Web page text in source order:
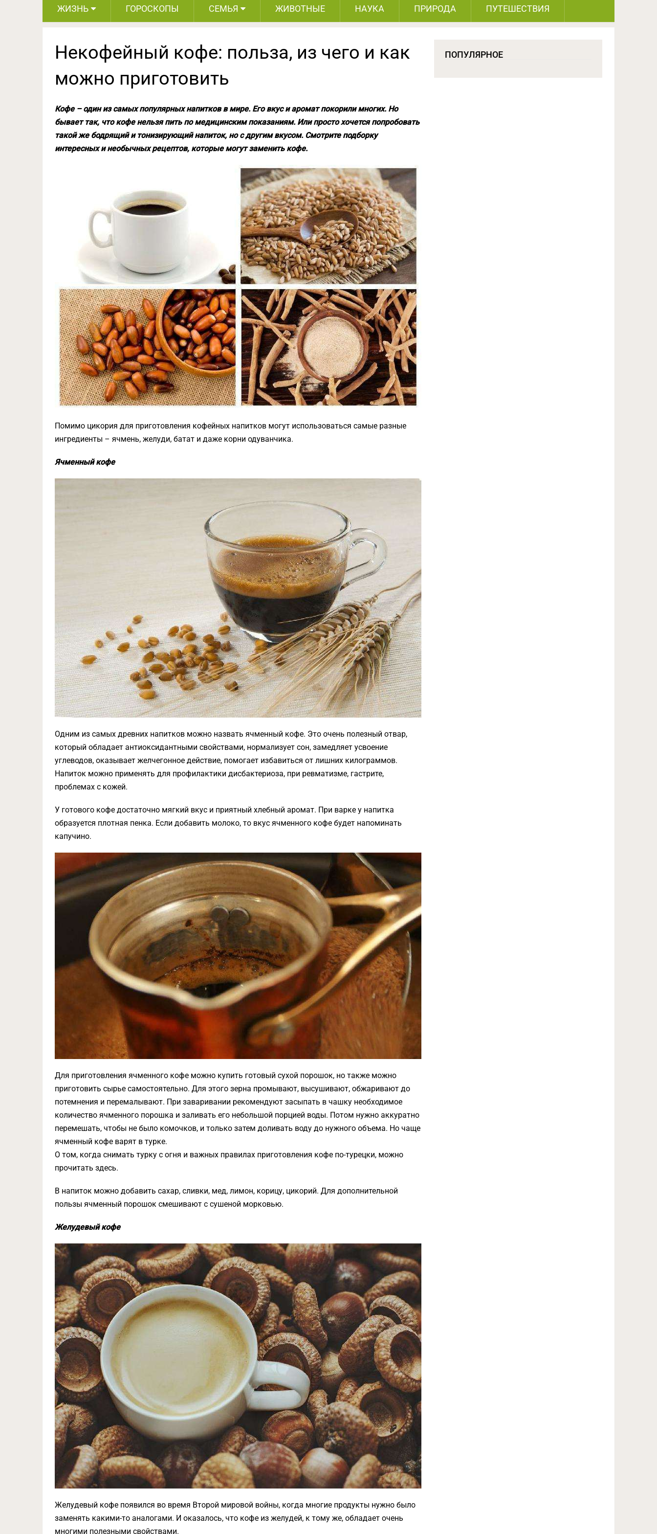
ЖИЗНЬ ГОРОСКОПЫ СЕМЬЯ ЖИВОТНЫЕ НАУКА ПРИРОДА ПУТЕШЕСТВИЯ
Некофейный кофе: польза, из чего и как
можно приготовить
Кофе – один из самых популярных напитков в мире. Его вкус и аромат покорили многих. Но
бывает так, что кофе нельзя пить по медицинским показаниям. Или просто хочется попробовать
такой же бодрящий и тонизирующий напиток, но с другим вкусом. Смотрите подборку
интересных и необычных рецептов, которые могут заменить кофе.
Помимо цикория для приготовления кофейных напитков могут использоваться самые разные
ингредиенты – ячмень, желуди, батат и даже корни одуванчика.
Ячменный кофе
Одним из самых древних напитков можно назвать ячменный кофе. Это очень полезный отвар,
который обладает антиоксидантными свойствами, нормализует сон, замедляет усвоение
углеводов, оказывает желчегонное действие, помогает избавиться от лишних килограммов.
Напиток можно применять для профилактики дисбактериоза, при ревматизме, гастрите,
проблемах с кожей.
У готового кофе достаточно мягкий вкус и приятный хлебный аромат. При варке у напитка
образуется плотная пенка. Если добавить молоко, то вкус ячменного кофе будет напоминать
капучино.
Для приготовления ячменного кофе можно купить готовый сухой порошок, но также можно
приготовить сырье самостоятельно. Для этого зерна промывают, высушивают, обжаривают до
потемнения и перемалывают. При заваривании рекомендуют засыпать в чашку необходимое
количество ячменного порошка и заливать его небольшой порцией воды. Потом нужно аккуратно
перемешать, чтобы не было комочков, и только затем доливать воду до нужного объема. Но чаще
ячменный кофе варят в турке.
О том, когда снимать турку с огня и важных правилах приготовления кофе по-турецки, можно
прочитать здесь.
В напиток можно добавить сахар, сливки, мед, лимон, корицу, цикорий. Для дополнительной
пользы ячменный порошок смешивают с сушеной морковью.
Желудевый кофе
Желудевый кофе появился во время Второй мировой войны, когда многие продукты нужно было
заменять какими-то аналогами. И оказалось, что кофе из желудей, к тому же, обладает очень
многими полезными свойствами.
ПОПУЛЯРНОЕ